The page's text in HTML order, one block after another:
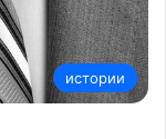
истории